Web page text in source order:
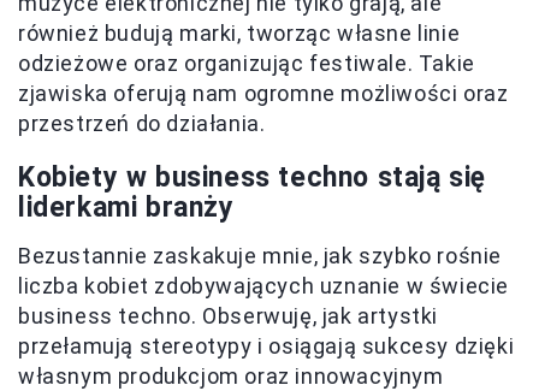
również budują marki, tworząc własne linie
odzieżowe oraz organizując festiwale. Takie
zjawiska oferują nam ogromne możliwości oraz
przestrzeń do działania.
Kobiety w business techno stają się
liderkami branży
Bezustannie zaskakuje mnie, jak szybko rośnie
liczba kobiet zdobywających uznanie w świecie
business techno. Obserwuję, jak artystki
przełamują stereotypy i osiągają sukcesy dzięki
własnym produkcjom oraz innowacyjnym